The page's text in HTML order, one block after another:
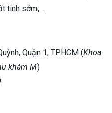
tinh sớm,…
Quận 1, TPHCM (Khoa
khám M)